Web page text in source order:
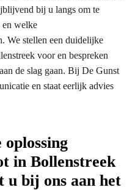
bij u langs om te
en welke
We stellen een duidelijke
voor en bespreken
de slag gaan. Bij De Gunst
en staat eerlijk advies
oplossing
in Bollenstreek
u bij ons aan het